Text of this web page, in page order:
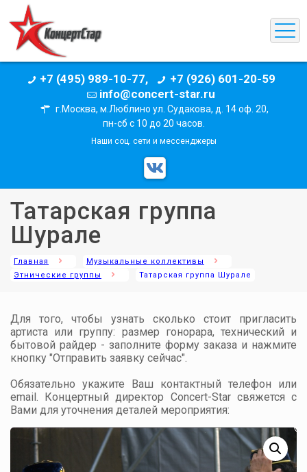
+7 (495) 989-10-77,
+7 (926) 601-20-59
info@concert-star.ru
г.Москва, м.Люблино ул. Судакова, д. 14 оф. 20,
пн-сб с 10 до 20 часов.
Наши соц. сети и мессенджеры
Татарская группа
Шурале
Главная
Музыкальные коллективы
Этнические группы
Татарская группа Шурале
Для того, чтобы узнать сколько стоит пригласить
артиста или группу: размер гонорара, технический и
бытовой райдер - заполните форму заказа и нажмите
кнопку "Отправить заявку сейчас".
Обязательно укажите Ваш контактный телефон или
email. Концертный директор Concert-Star свяжется с
Вами для уточнения деталей мероприятия: